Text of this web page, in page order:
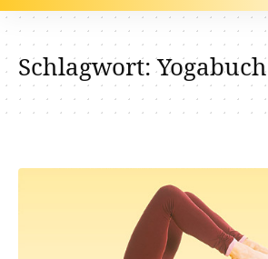
Schlagwort:Yogabuch